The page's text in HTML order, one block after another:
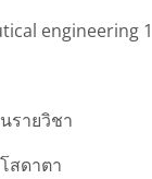
engineering 1
รายวิชา
สดาตา